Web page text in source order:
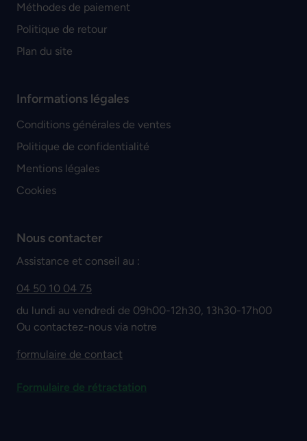
Méthodes de paiement
Politique de retour
Plan du site
Informations légales
Conditions générales de ventes
Politique de confidentialité
Mentions légales
Cookies
Nous contacter
Assistance et conseil au :
04 50 10 04 75
du lundi au vendredi de 09h00-12h30, 13h30-17h00
Ou contactez-nous via notre
formulaire de contact
Formulaire de rétractation